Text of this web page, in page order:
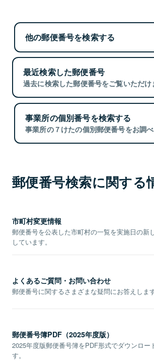
他の郵便番号を検索する
最近検索した郵便番号
過去に検索した郵便番号をご覧いただけ
事業所の個別番号を検索する
事業所の７けたの個別郵便番号をお調べ
郵便番号検索に関する
市町村変更情報
郵便番号を公表した市町村の一覧を実施日の新
しています。
よくあるご質問・お問い合わせ
郵便番号に関するさまざまな疑問にお答えします
郵便番号簿PDF（2025年度版）
2025年度版郵便番号簿をPDF形式でダウンロー
す。